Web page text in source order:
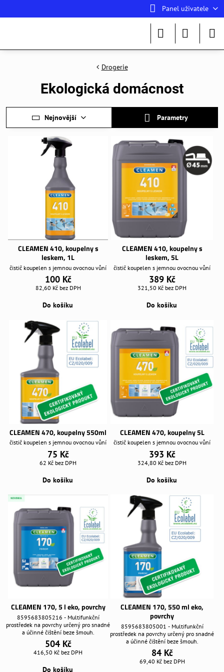
Panel uživatele
Drogerie
Ekologická domácnost
Nejnovější Parametry
CLEAMEN 410, koupelny s
leskem, 1L
čistič koupelen s jemnou ovocnou vůní
100 Kč
82,60 Kč bez DPH
Do košíku
CLEAMEN 410, koupelny s
leskem, 5L
čistič koupelen s jemnou ovocnou vůní
389 Kč
321,50 Kč bez DPH
Do košíku
CLEAMEN 470, koupelny 550ml
čistič koupelen s jemnou ovocnou vůní
75 Kč
62 Kč bez DPH
Do košíku
CLEAMEN 470, koupelny 5L
čistič koupelen s jemnou ovocnou vůní
393 Kč
324,80 Kč bez DPH
Do košíku
CLEAMEN 170, 5 l eko, povrchy
8595683805216 - Multifunkční
prostředek na povrchy určený pro snadné
a účinné čištění beze šmouh.
504 Kč
416,50 Kč bez DPH
Do košíku
CLEAMEN 170, 550 ml eko,
povrchy
8595683805001 - Multifunkční
prostředek na povrchy určený pro snadné
a účinné čištění beze šmouh.
84 Kč
69,40 Kč bez DPH